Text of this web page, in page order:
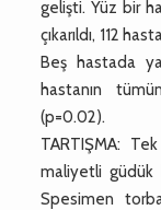
gelişti. Yüz bir
çıkarıldı, 112
Beş hastada
hastanın
(p=0.02).
TARTIŞMA:
maliyetli güdük
Spesimen